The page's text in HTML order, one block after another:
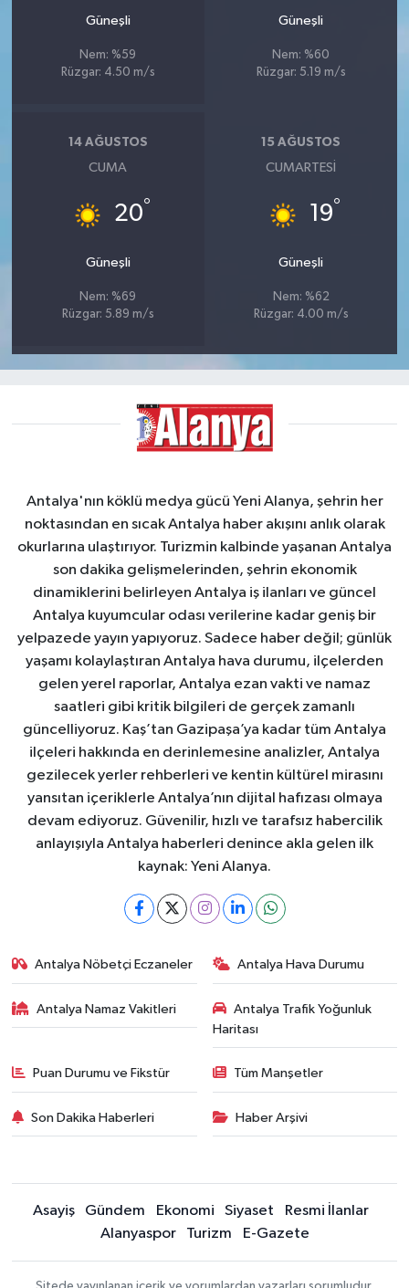
Güneşli
Nem: %59
Rüzgar: 4.50 m/s
Güneşli
Nem: %60
Rüzgar: 5.19 m/s
14 AĞUSTOS
CUMA
20°
Güneşli
Nem: %69
Rüzgar: 5.89 m/s
15 AĞUSTOS
CUMARTESI
19°
Güneşli
Nem: %62
Rüzgar: 4.00 m/s
Antalya'nın köklü medya gücü Yeni Alanya, şehrin her
noktasından en sıcak Antalya haber akışını anlık olarak
okurlarına ulaştırıyor. Turizmin kalbinde yaşanan Antalya
son dakika gelişmelerinden, şehrin ekonomik
dinamiklerini belirleyen Antalya iş ilanları ve güncel
Antalya kuyumcular odası verilerine kadar geniş bir
yelpazede yayın yapıyoruz. Sadece haber değil; günlük
yaşamı kolaylaştıran Antalya hava durumu, ilçelerden
gelen yerel raporlar, Antalya ezan vakti ve namaz
saatleri gibi kritik bilgileri de gerçek zamanlı
güncelliyoruz. Kaş’tan Gazipaşa’ya kadar tüm Antalya
ilçeleri hakkında en derinlemesine analizler, Antalya
gezilecek yerler rehberleri ve kentin kültürel mirasını
yansıtan içeriklerle Antalya’nın dijital hafızası olmaya
devam ediyoruz. Güvenilir, hızlı ve tarafsız habercilik
anlayışıyla Antalya haberleri denince akla gelen ilk
kaynak: Yeni Alanya.
Antalya Nöbetçi Eczaneler Antalya Hava Durumu
Antalya Namaz Vakitleri
Antalya Trafik Yoğunluk
Haritası
Puan Durumu ve Fikstür Tüm Manşetler
Son Dakika Haberleri Haber Arşivi
Asayiş Gündem Ekonomi Siyaset
Resmi İlanlar
Alanyaspor
Turizm E-Gazete